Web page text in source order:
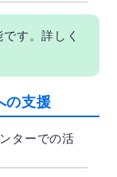
す。詳しく
の支援
ターでの活